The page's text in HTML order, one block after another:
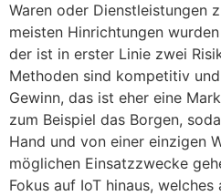
Waren oder Dienstleistungen
meisten Hinrichtungen
der ist in erster Linie zwei
Methoden sind kompetitiv
Gewinn, das ist eher eine
zum Beispiel das Borgen,
Hand und von einer einzigen
möglichen Einsatzzwecke
Fokus auf IoT hinaus,